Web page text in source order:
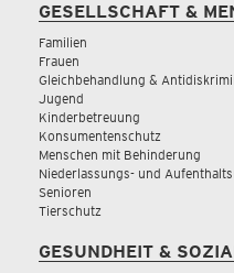
GESELLSCHAFT &
Familien
Frauen
Gleichbehandlung &
Jugend
Kinderbetreuung
Konsumentenschutz
Menschen mit Behinderung
Niederlassungs- und
Senioren
Tierschutz
GESUNDHEIT &